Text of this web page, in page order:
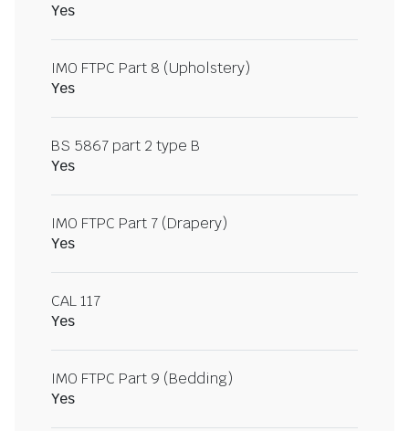
Yes
IMO FTPC Part 8 (Upholstery)
Yes
BS 5867 part 2 type B
Yes
IMO FTPC Part 7 (Drapery)
Yes
CAL 117
Yes
IMO FTPC Part 9 (Bedding)
Yes